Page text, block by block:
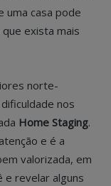
uma casa pode
exista mais
norte-
nos
Home Staging.
e é a
valorizada, em
e revelar alguns